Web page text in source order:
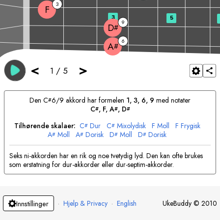
< 1 / 5 >
A# 6
D# 9
F 3
3 5
Den C#6/9 akkord har formelen 1, 3, 6, 9 med notater
C#, F, A#, D#
Tilhørende skalaer: C# Dur C# Mixolydisk F Moll F Frygisk
A# Moll A# Dorisk D# Moll D# Dorisk
Seks ni-akkorden har en rik og noe tvetydig lyd. Den kan ofte brukes
som erstatning for dur-akkorder eller dur-septim-akkorder.
Innstillinger · Hjelp & Privacy · English UkeBuddy © 2010